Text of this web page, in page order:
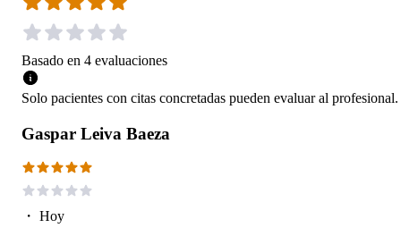
Basado en 4 evaluaciones
Solo pacientes con citas concretadas pueden evaluar al profesional.
Gaspar Leiva Baeza
・ Hoy